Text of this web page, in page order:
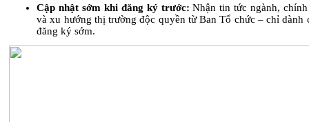
Cập nhật sớm khi đăng ký trước: Nhận tin tức ngành,
và xu hướng thị trường độc quyền từ Ban Tổ chức – chỉ dành
đăng ký sớm.